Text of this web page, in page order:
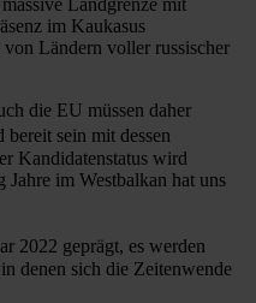
Landgrenze mit
im Kaukasus
Ländern voller russischer
die EU müssen daher
sein mit dessen
Kandidatenstatus wird
im Westbalkan hat uns
2022 geprägt, es werden
denen sich die Zeitenwende